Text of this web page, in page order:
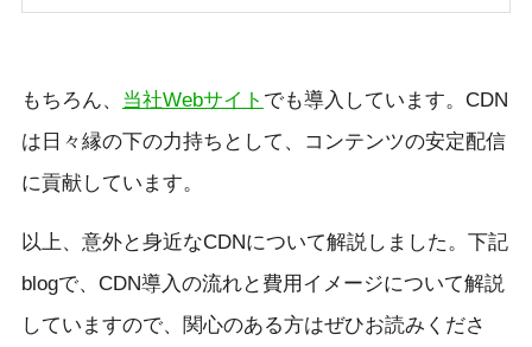
もちろん、 当社Webサイト でも導入しています。CDN
は日々縁の下の力持ちとして、コンテンツの安定配信
に貢献しています。
以上、意外と身近なCDNについて解説しました。下記
blogで、CDN導入の流れと費用イメージについて解説
していますので、関心のある方はぜひお読みくださ